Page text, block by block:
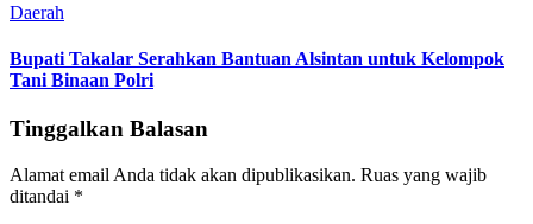
Daerah
Bupati Takalar Serahkan Bantuan Alsintan untuk Kelompok
Tani Binaan Polri
Tinggalkan Balasan
Alamat email Anda tidak akan dipublikasikan. Ruas yang wajib
ditandai *